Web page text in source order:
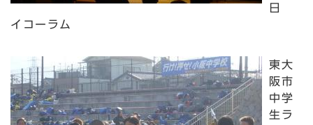
日
イコーラム
東大
阪市
中学
生ラ